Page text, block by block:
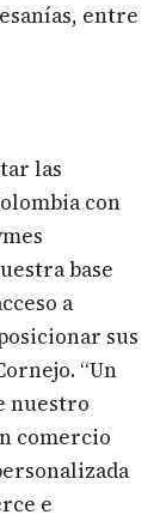
entre
las
con
base
a
sus
“Un
nuestro
comercio
e